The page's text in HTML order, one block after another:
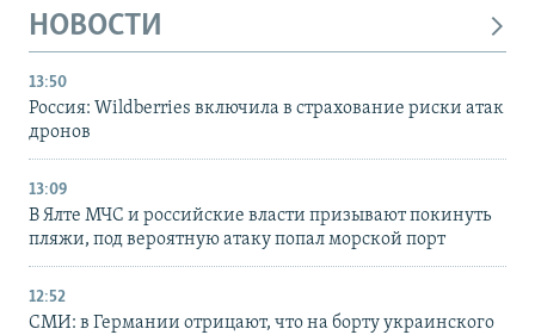
НОВОСТИ
13:50
Россия: Wildberries включила в страхование риски атак
дронов
13:09
В Ялте МЧС и российские власти призывают покинуть
пляжи, под вероятную атаку попал морской порт
12:52
СМИ: в Германии отрицают, что на борту украинского